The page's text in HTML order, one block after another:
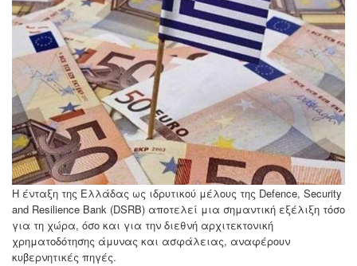
w07-191444w137142512.jpg
Η ένταξη της Ελλάδας ως ιδρυτικού μέλους της Defence, Security
and Resilience Bank (DSRB) αποτελεί μια σημαντική εξέλιξη τόσο
για τη χώρα, όσο και για την διεθνή αρχιτεκτονική
χρηματοδότησης άμυνας και ασφάλειας, αναφέρουν
κυβερνητικές πηγές.